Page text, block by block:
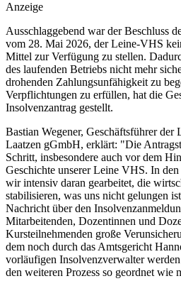
Anzeige
Ausschlaggebend war der Beschluss
vom 28. Mai 2026, der Leine-VHS
Mittel zur Verfügung zu stellen.
des laufenden Betriebs nicht mehr
drohenden Zahlungsunfähigkeit zu
Verpflichtungen zu erfüllen, hat die
Insolvenzantrag gestellt.
Bastian Wegener, Geschäftsführer der
Laatzen gGmbH, erklärt: "Die
Schritt, insbesondere auch vor dem
Geschichte unserer Leine VHS. In
wir intensiv daran gearbeitet, die
stabilisieren, was uns nicht gelungen
Nachricht über den
Mitarbeitenden, Dozentinnen und
Kursteilnehmenden große
dem noch durch das Amtsgericht
vorläufigen Insolvenzverwalter
den weiteren Prozess so geordnet